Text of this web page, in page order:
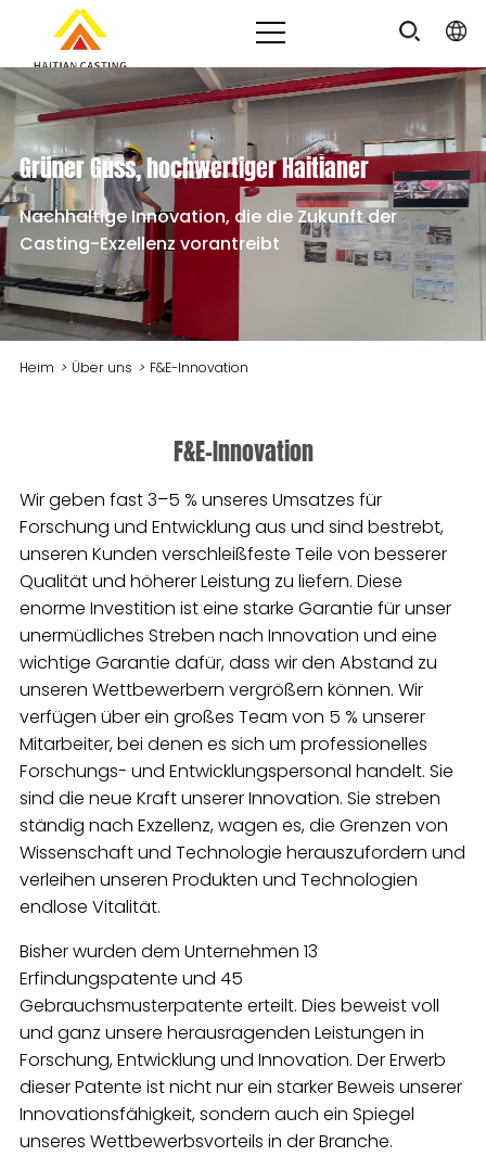
Grüner Guss, hochwertiger Haitianer
Nachhaltige Innovation, die die Zukunft der
Casting-Exzellenz vorantreibt
Heim > Über uns > F&E-Innovation
F&E-Innovation
Wir geben fast 3–5 % unseres Umsatzes für
Forschung und Entwicklung aus und sind bestrebt,
unseren Kunden verschleißfeste Teile von besserer
Qualität und höherer Leistung zu liefern. Diese
enorme Investition ist eine starke Garantie für unser
unermüdliches Streben nach Innovation und eine
wichtige Garantie dafür, dass wir den Abstand zu
unseren Wettbewerbern vergrößern können. Wir
verfügen über ein großes Team von 5 % unserer
Mitarbeiter, bei denen es sich um professionelles
Forschungs- und Entwicklungspersonal handelt. Sie
sind die neue Kraft unserer Innovation. Sie streben
ständig nach Exzellenz, wagen es, die Grenzen von
Wissenschaft und Technologie herauszufordern und
verleihen unseren Produkten und Technologien
endlose Vitalität.
Bisher wurden dem Unternehmen 13
Erfindungspatente und 45
Gebrauchsmusterpatente erteilt. Dies beweist voll
und ganz unsere herausragenden Leistungen in
Forschung, Entwicklung und Innovation. Der Erwerb
dieser Patente ist nicht nur ein starker Beweis unserer
Innovationsfähigkeit, sondern auch ein Spiegel
unseres Wettbewerbsvorteils in der Branche.